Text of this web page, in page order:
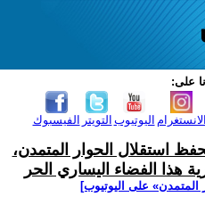
على:
الفيسبوك التويتر اليوتيوب الانستغرام
استقلال الحوار المتمدن،
هذا الفضاء اليساري الحر
المتمدن» على اليوتيوب]